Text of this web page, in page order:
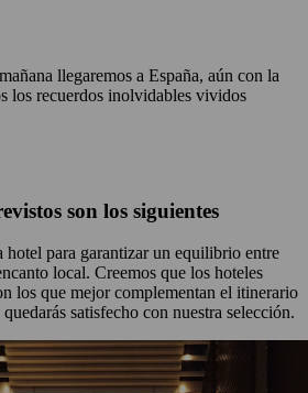
llegaremos a España, aún con la
los recuerdos inolvidables vividos
son los siguientes
hotel para garantizar un equilibrio entre
local. Creemos que los hoteles
los que mejor complementan el itinerario
satisfecho con nuestra selección.